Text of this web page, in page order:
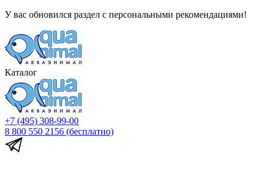
У вас обновился раздел с персональными рекомендациями!
Каталог
+7 (495) 308-99-00
8 800 550 2156 (бесплатно)